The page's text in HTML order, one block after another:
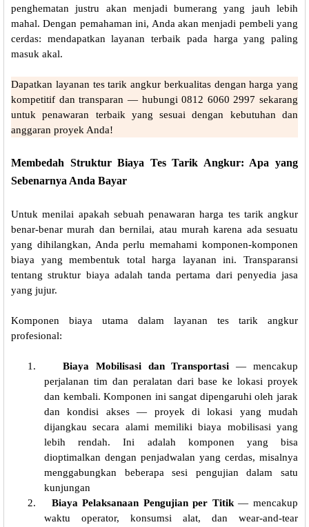
penghematan justru akan menjadi bumerang yang jauh lebih
mahal. Dengan pemahaman ini, Anda akan menjadi pembeli yang
cerdas: mendapatkan layanan terbaik pada harga yang paling
masuk akal.
Dapatkan layanan tes tarik angkur berkualitas dengan harga yang
kompetitif dan transparan — hubungi 0812 6060 2997 sekarang
untuk penawaran terbaik yang sesuai dengan kebutuhan dan
anggaran proyek Anda!
Membedah Struktur Biaya Tes Tarik Angkur: Apa yang
Sebenarnya Anda Bayar
Untuk menilai apakah sebuah penawaran harga tes tarik angkur
benar-benar murah dan bernilai, atau murah karena ada sesuatu
yang dihilangkan, Anda perlu memahami komponen-komponen
biaya yang membentuk total harga layanan ini. Transparansi
tentang struktur biaya adalah tanda pertama dari penyedia jasa
yang jujur.
Komponen biaya utama dalam layanan tes tarik angkur
profesional:
1. Biaya Mobilisasi dan Transportasi — mencakup
perjalanan tim dan peralatan dari base ke lokasi proyek
dan kembali. Komponen ini sangat dipengaruhi oleh jarak
dan kondisi akses — proyek di lokasi yang mudah
dijangkau secara alami memiliki biaya mobilisasi yang
lebih rendah. Ini adalah komponen yang bisa
dioptimalkan dengan penjadwalan yang cerdas, misalnya
menggabungkan beberapa sesi pengujian dalam satu
kunjungan
2.
Biaya Pelaksanaan Pengujian per Titik— mencakup
waktu operator, konsumsi alat, dan wear-and-tear